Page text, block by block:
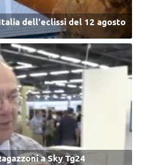
dell'eclissi del 12 agosto
a Sky Tg24